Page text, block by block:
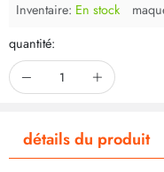
Inventaire: En stock
quantité:
détails du produit